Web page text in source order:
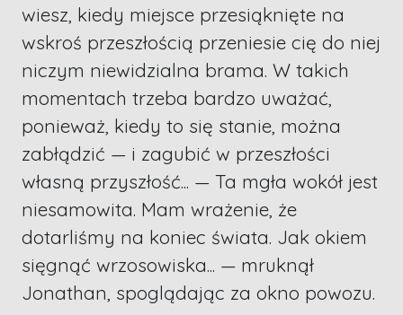
wiesz, kiedy miejsce przesiąknięte na
wskroś przeszłością przeniesie cię do niej
niczym niewidzialna brama. W takich
momentach trzeba bardzo uważać,
ponieważ, kiedy to się stanie, można
zabłądzić — i zagubić w przeszłości
własną przyszłość... — Ta mgła wokół jest
niesamowita. Mam wrażenie, że
dotarliśmy na koniec świata. Jak okiem
sięgnąć wrzosowiska... — mruknął
Jonathan, spoglądając za okno powozu.